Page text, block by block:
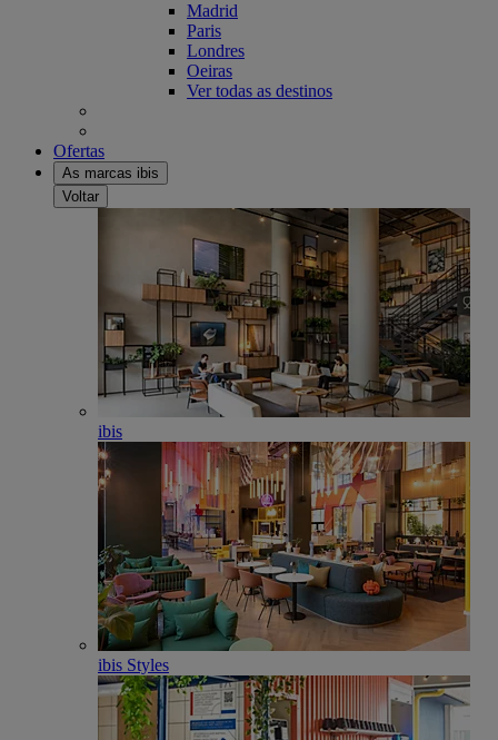
Madrid
Paris
Londres
Oeiras
Ver todas as destinos
Ofertas
As marcas ibis
Voltar
ibis
ibis Styles